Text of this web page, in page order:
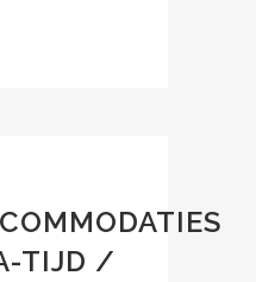
TIJD /